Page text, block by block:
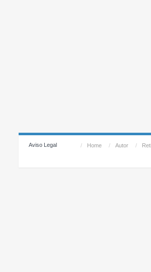
Aviso Legal / Home / Autor /